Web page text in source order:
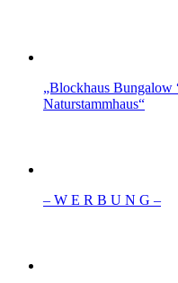
„Blockhaus Bungalow
Naturstammhaus“
– W Ε R Β U Ν G –